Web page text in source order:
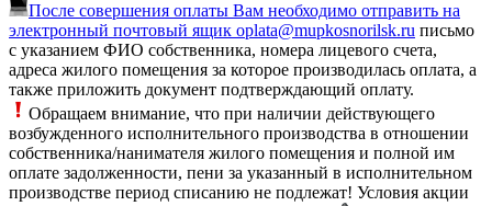
После совершения оплаты Вам необходимо отправить на
электронный почтовый ящик oplata@mupkosnorilsk.ru письмо
с указанием ФИО собственника, номера лицевого счета,
адреса жилого помещения за которое производилась оплата, а
также приложить документ подтверждающий оплату.
Обращаем внимание, что при наличии действующего
возбужденного исполнительного производства в отношении
собственника/нанимателя жилого помещения и полной им
оплате задолженности, пени за указанный в исполнительном
производстве период списанию не подлежат! Условия акции